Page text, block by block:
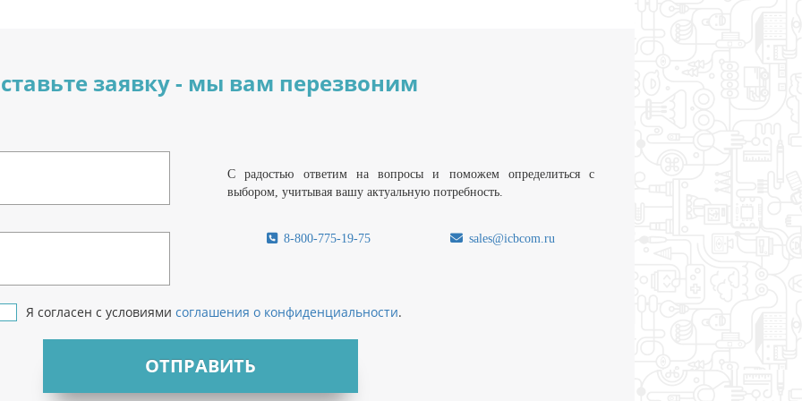
заявку - мы вам перезвоним
С радостью ответим на вопросы и поможем определиться с
выбором, учитывая вашу актуальную потребность.
8-800-775-19-75 sales@icbcom.ru
Я согласен с условиями соглашения о конфиденциальности.
ОТПРАВИТЬ